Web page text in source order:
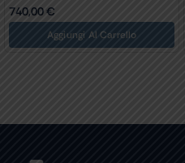
740,00€
Aggiungi Al Carrello